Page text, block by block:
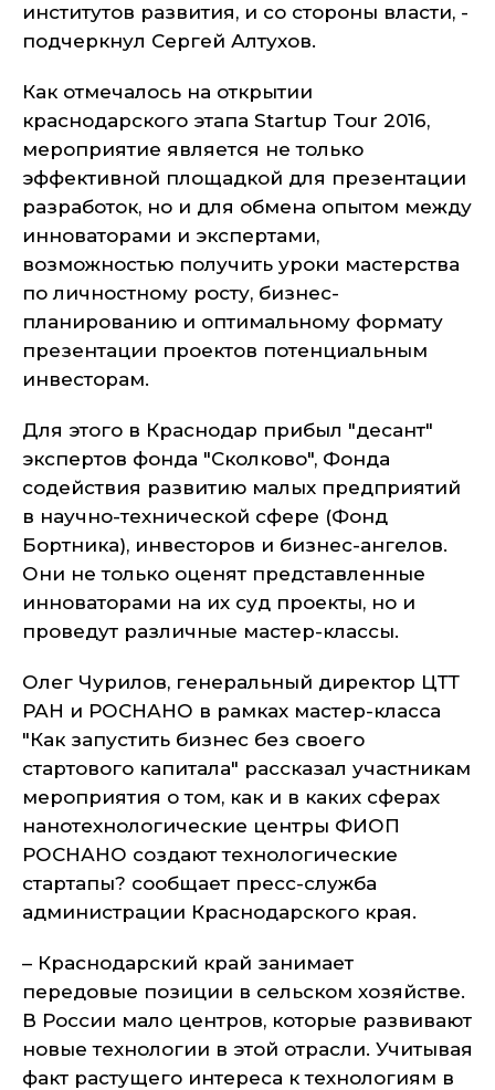
институтов развития, и со стороны власти, -
подчеркнул Сергей Алтухов.
Как отмечалось на открытии
краснодарского этапа Startup Tour 2016,
мероприятие является не только
эффективной площадкой для презентации
разработок, но и для обмена опытом между
инноваторами и экспертами,
возможностью получить уроки мастерства
по личностному росту, бизнес-
планированию и оптимальному формату
презентации проектов потенциальным
инвесторам.
Для этого в Краснодар прибыл "десант"
экспертов фонда "Сколково", Фонда
содействия развитию малых предприятий
в научно-технической сфере (Фонд
Бортника), инвесторов и бизнес-ангелов.
Они не только оценят представленные
инноваторами на их суд проекты, но и
проведут различные мастер-классы.
Олег Чурилов, генеральный директор ЦТТ
РАН и РОСНАНО в рамках мастер-класса
"Как запустить бизнес без своего
стартового капитала" рассказал участникам
мероприятия о том, как и в каких сферах
нанотехнологические центры ФИОП
РОСНАНО создают технологические
стартапы? сообщает пресс-служба
администрации Краснодарского края.
– Краснодарский край занимает
передовые позиции в сельском хозяйстве.
В России мало центров, которые развивают
новые технологии в этой отрасли. Учитывая
факт растущего интереса к технологиям в